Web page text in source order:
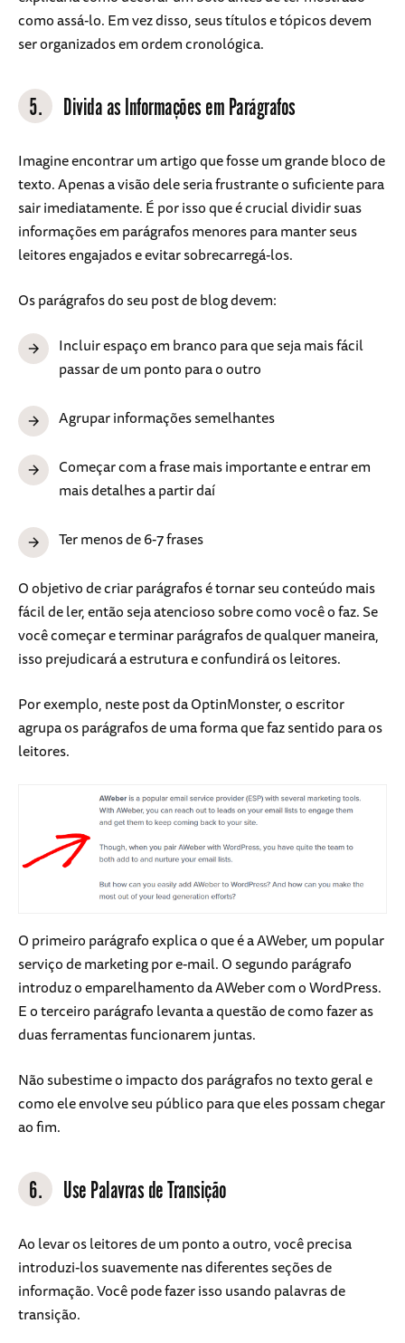
como assá-lo. Em vez disso, seus títulos e tópicos devem
ser organizados em ordem cronológica.
5. Divida as Informações em Parágrafos
Imagine encontrar um artigo que fosse um grande bloco de
texto. Apenas a visão dele seria frustrante o suficiente para
sair imediatamente. É por isso que é crucial dividir suas
informações em parágrafos menores para manter seus
leitores engajados e evitar sobrecarregá-los.
Os parágrafos do seu post de blog devem:
Incluir espaço em branco para que seja mais fácil
passar de um ponto para o outro
Agrupar informações semelhantes
Começar com a frase mais importante e entrar em
mais detalhes a partir daí
Ter menos de 6-7 frases
O objetivo de criar parágrafos é tornar seu conteúdo mais
fácil de ler, então seja atencioso sobre como você o faz. Se
você começar e terminar parágrafos de qualquer maneira,
isso prejudicará a estrutura e confundirá os leitores.
Por exemplo, neste post da OptinMonster, o escritor
agrupa os parágrafos de uma forma que faz sentido para os
leitores.
O primeiro parágrafo explica o que é a AWeber, um popular
serviço de marketing por e-mail. O segundo parágrafo
introduz o emparelhamento da AWeber com o WordPress.
E o terceiro parágrafo levanta a questão de como fazer as
duas ferramentas funcionarem juntas.
Não subestime o impacto dos parágrafos no texto geral e
como ele envolve seu público para que eles possam chegar
ao fim.
6. Use Palavras de Transição
Ao levar os leitores de um ponto a outro, você precisa
introduzi-los suavemente nas diferentes seções de
informação. Você pode fazer isso usando palavras de
transição.